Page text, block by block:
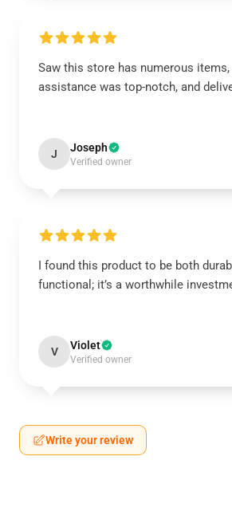
Saw this store has numerous
assistance was top-notch, and
J Joseph
Verified owner
I found this product to be both
functional; it’s a worthwhile
V Violet
Verified owner
Write your review